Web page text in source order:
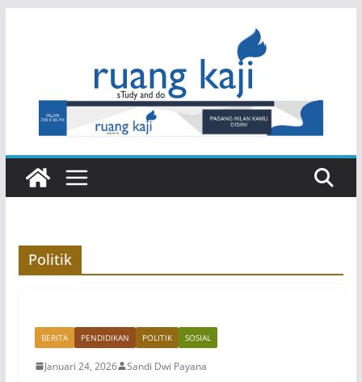
Politik
BERITA PENDIDIKAN POLITIK SOSIAL
Januari 24, 2026 Sandi Dwi Payana